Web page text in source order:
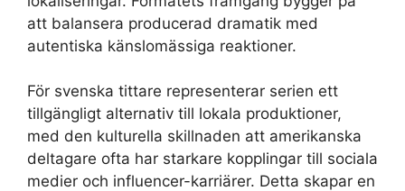
att balansera producerad dramatik med
autentiska känslomässiga reaktioner.
För svenska tittare representerar serien ett
tillgängligt alternativ till lokala produktioner,
med den kulturella skillnaden att amerikanska
deltagare ofta har starkare kopplingar till sociala
medier och influencer-karriärer. Detta skapar en